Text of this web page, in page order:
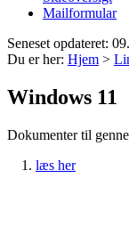
Mailformular
Seneset opdateret:
Du er her: Hjem >
Windows 11
Dokumenter til
1. læs her